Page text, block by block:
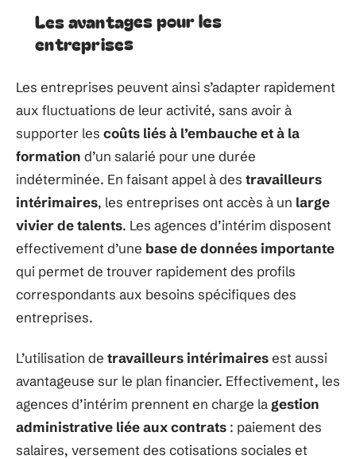
Les avantages pour les
entreprises
Les entreprises peuvent ainsi s’adapter rapidement
aux fluctuations de leur activité, sans avoir à
supporter les coûts liés à l’embauche et à la
formation d’un salarié pour une durée
indéterminée. En faisant appel à des travailleurs
intérimaires, les entreprises ont accès à un large
vivier de talents. Les agences d’intérim disposent
effectivement d’une base de données importante
qui permet de trouver rapidement des profils
correspondants aux besoins spécifiques des
entreprises.
L’utilisation de travailleurs intérimairesest aussi
avantageuse sur le plan financier. Effectivement, les
agences d’intérim prennent en charge la gestion
administrative liée aux contrats : paiement des
salaires, versement des cotisations sociales et